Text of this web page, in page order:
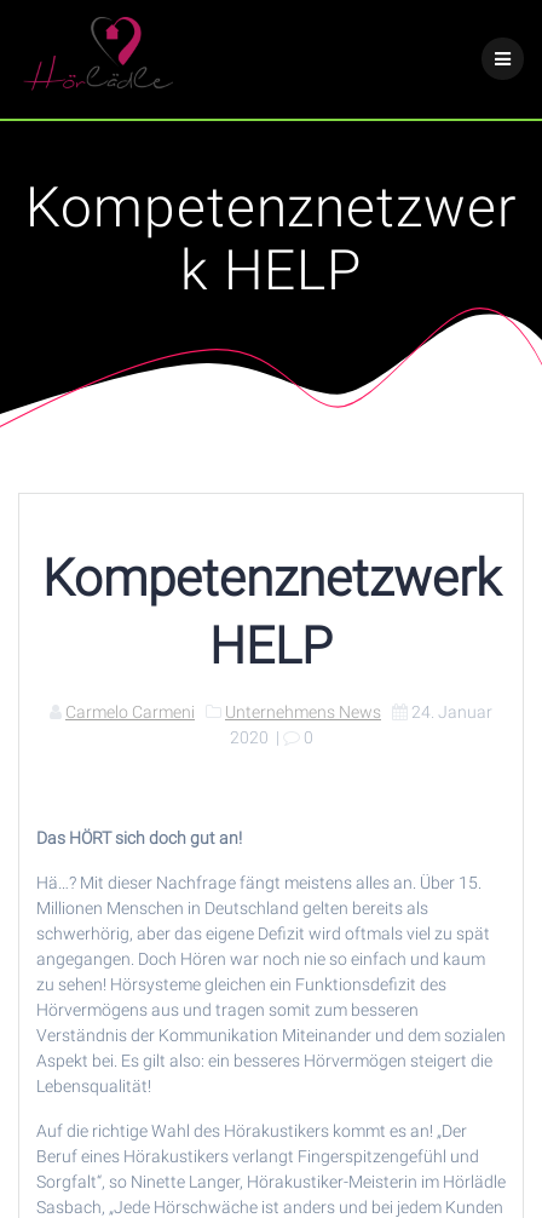
Kompetenznetzwer
k HELP
Kompetenznetzwerk
HELP
Carmelo Carmeni Unternehmens News
24. Januar
2020 | 0
Das HÖRT sich doch gut an!
Hä…? Mit dieser Nachfrage fängt meistens alles an. Über 15.
Millionen Menschen in Deutschland gelten bereits als
schwerhörig, aber das eigene Defizit wird oftmals viel zu spät
angegangen. Doch Hören war noch nie so einfach und kaum
zu sehen! Hörsysteme gleichen ein Funktionsdefizit des
Hörvermögens aus und tragen somit zum besseren
Verständnis der Kommunikation Miteinander und dem sozialen
Aspekt bei. Es gilt also: ein besseres Hörvermögen steigert die
Lebensqualität!
Auf die richtige Wahl des Hörakustikers kommt es an! „Der
Beruf eines Hörakustikers verlangt Fingerspitzengefühl und
Sorgfalt“, so Ninette Langer, Hörakustiker-Meisterin im Hörlädle
Sasbach, „Jede Hörschwäche ist anders und bei jedem Kunden